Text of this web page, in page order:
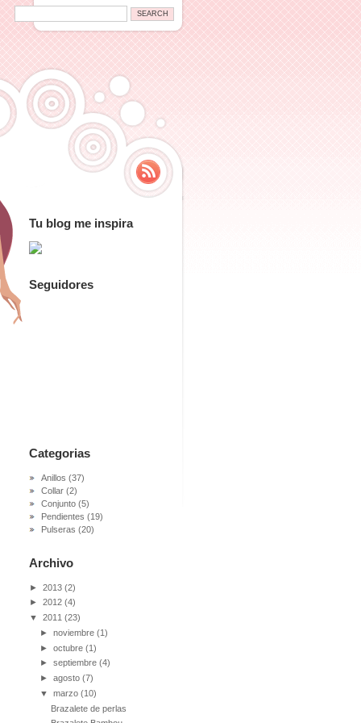
Tu blog me inspira
Seguidores
Categorias
Anillos (37)
Collar (2)
Conjunto (5)
Pendientes (19)
Pulseras (20)
Archivo
► 2013 (2)
► 2012 (4)
▼ 2011 (23)
►noviembre (1)
►octubre (1)
►septiembre (4)
►agosto (7)
▼marzo (10)
Brazalete de perlas